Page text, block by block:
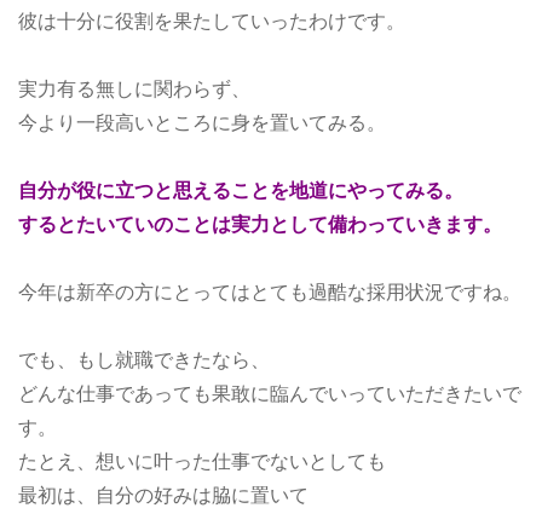
彼は十分に役割を果たしていったわけです。
実力有る無しに関わらず、
今より一段高いところに身を置いてみる。
自分が役に立つと思えることを地道にやってみる。
するとたいていのことは実力として備わっていきます。
今年は新卒の方にとってはとても過酷な採用状況ですね。
でも、もし就職できたなら、
どんな仕事であっても果敢に臨んでいっていただきたいで
す。
たとえ、想いに叶った仕事でないとしても
最初は、自分の好みは脇に置いて